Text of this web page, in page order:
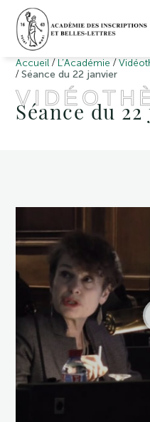
Accueil / L’Académie /
/Séance du 22 janvier
Séance du